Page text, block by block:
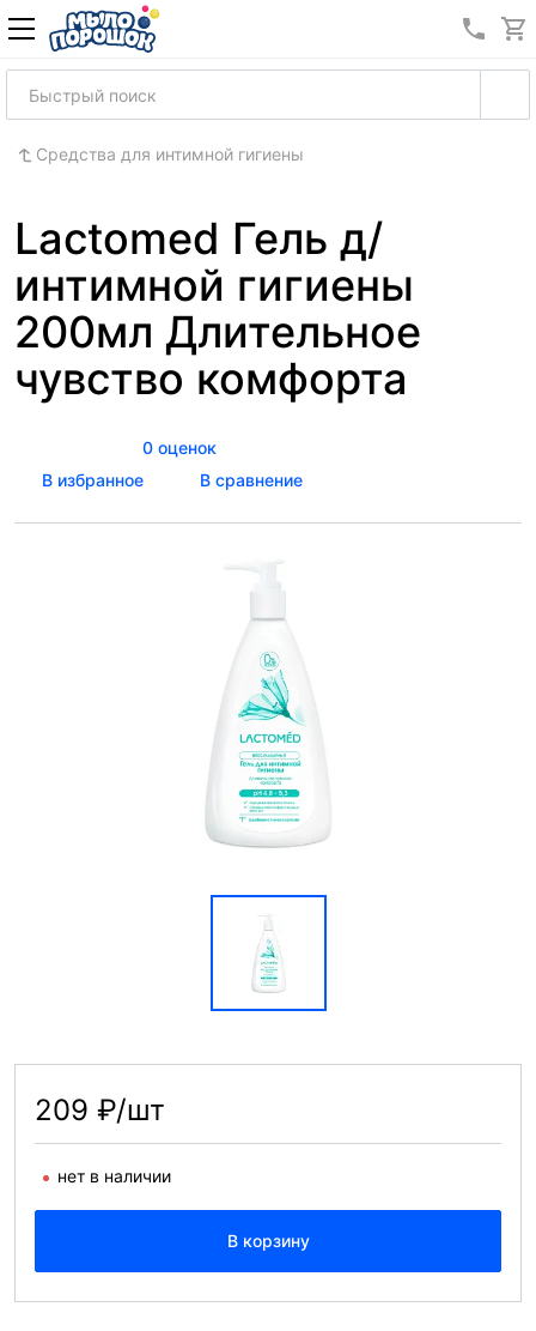
8
Средства для интимной гигиены
Lactomed Гель д/
интимной гигиены
200мл Длительное
чувство комфорта
0 оценок
В избранное
В сравнение
209 ₽/шт
нет в наличии
В корзину